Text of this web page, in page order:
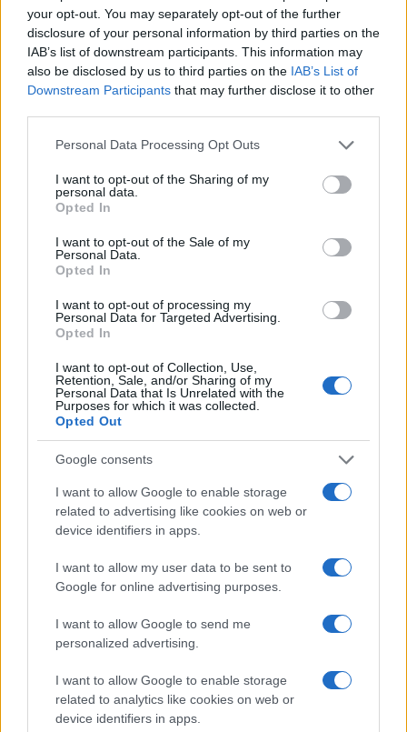
your opt-out. You may separately opt-out of the further
disclosure of your personal information by third parties on the
IAB’s list of downstream participants. This information may
also be disclosed by us to third parties on the IAB’s List of
Downstream Participants that may further disclose it to other
Please note that this website/app uses one or more Google
not limited to your visit or usage behaviour. You may click to
grant or deny consent to Google and its third-party tags to
use your data for below specified purposes in below Google
consent section.
Personal Data Processing Opt Outs
I want to opt-out of the Sharing of my
personal data.
Opted In
I want to opt-out of the Sale of my
Personal Data.
Opted In
I want to opt-out of processing my
Personal Data for Targeted Advertising.
Opted In
I want to opt-out of Collection, Use,
Retention, Sale, and/or Sharing of my
Personal Data that Is Unrelated with the
Purposes for which it was collected.
Opted Out
Google consents
I want to allow Google to enable storage
related to advertising like cookies on web or
device identifiers in apps.
I want to allow my user data to be sent to
Google for online advertising purposes.
I want to allow Google to send me
personalized advertising.
I want to allow Google to enable storage
related to analytics like cookies on web or
device identifiers in apps.
Paros de Groundforce afectan vuelos y
equipajes en Madrid, Barcelona y otros
aeropuertos
Huelga de Groundforce en 12 aeropuertos; conoce quiénes…
ECONOMÍA
Cómo medir la productividad por hora
trabajada y por trabajador
Explora la productividad desde diferentes ángulos y su…
La tasa de desempleo en España baja al
10,1% en junio, por encima de la media de